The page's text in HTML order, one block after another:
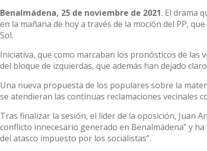
Benalmádena, 25 de noviembre de 2021. El drama
en la mañana de hoy a través de la moción del PP,
Sol.
Iniciativa, que como marcaban los pronósticos de las
del bloque de izquierdas, que además han dejado
Una nueva propuesta de los populares sobre la
se atendieran las continuas reclamaciones vecinales
Tras finalizar la sesión, el líder de la oposición, Juan
conflicto innecesario generado en Benalmádena” y
del atasco impuesto por los socialistas”.